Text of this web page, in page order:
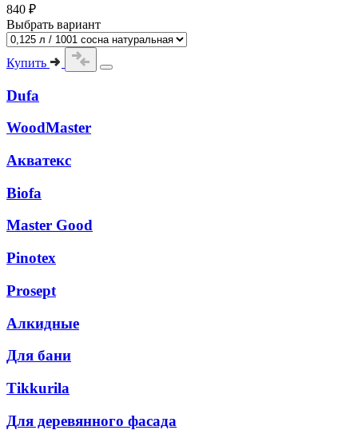
840 ₽
Выбрать вариант
Купить
Dufa
WoodMaster
Акватекс
Biofa
Master Good
Pinotex
Prosept
Алкидные
Для бани
Tikkurila
Для деревянного фасада